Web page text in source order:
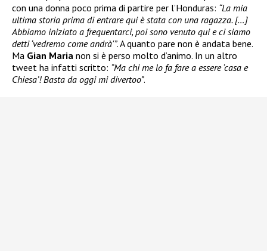
con una donna poco prima di partire per l’Honduras: “La mia
ultima storia prima di entrare qui è stata con una ragazza. […]
Abbiamo iniziato a frequentarci, poi sono venuto qui e ci siamo
detti ‘vedremo come andrà'”. A quanto pare non è andata bene.
Ma Gian Maria non si è perso molto d’animo. In un altro
tweet ha infatti scritto: “Ma chi me lo fa fare a essere ‘casa e
Chiesa’! Basta da oggi mi divertoo”.